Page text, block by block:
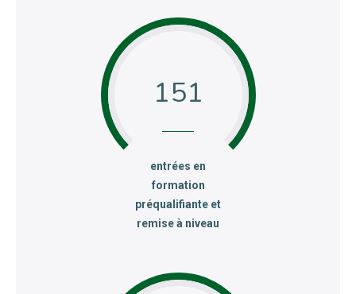
151
:entrées en
formation
préqualifiante et
remise à niveau